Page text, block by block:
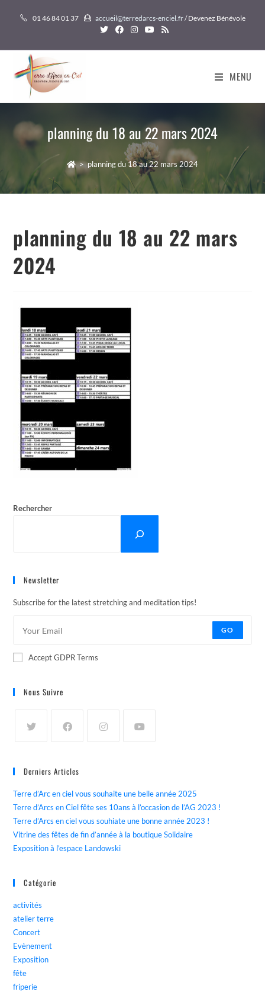
01 46 84 01 37 accueil@terredarcs-enciel.fr/ Devenez Bénévole
MENU
planning du 18 au 22 mars 2024
> planning du 18 au 22 mars 2024
planning du 18 au 22 mars
2024
Rechercher
Newsletter
Subscribe for the latest stretching and meditation tips!
GO
Accept GDPR Terms
Nous Suivre
Derniers Articles
Terre d’Arc en ciel vous souhaite une belle année 2025
Terre d’Arcs en Ciel fête ses 10ans à l’occasion de l’AG 2023 !
Terre d’Arcs en ciel vous souhiate une bonne année 2023 !
Vitrine des fêtes de fin d’année à la boutique Solidaire
Exposition à l’espace Landowski
Catégorie
activités
atelier terre
Concert
Evènement
Exposition
fête
friperie